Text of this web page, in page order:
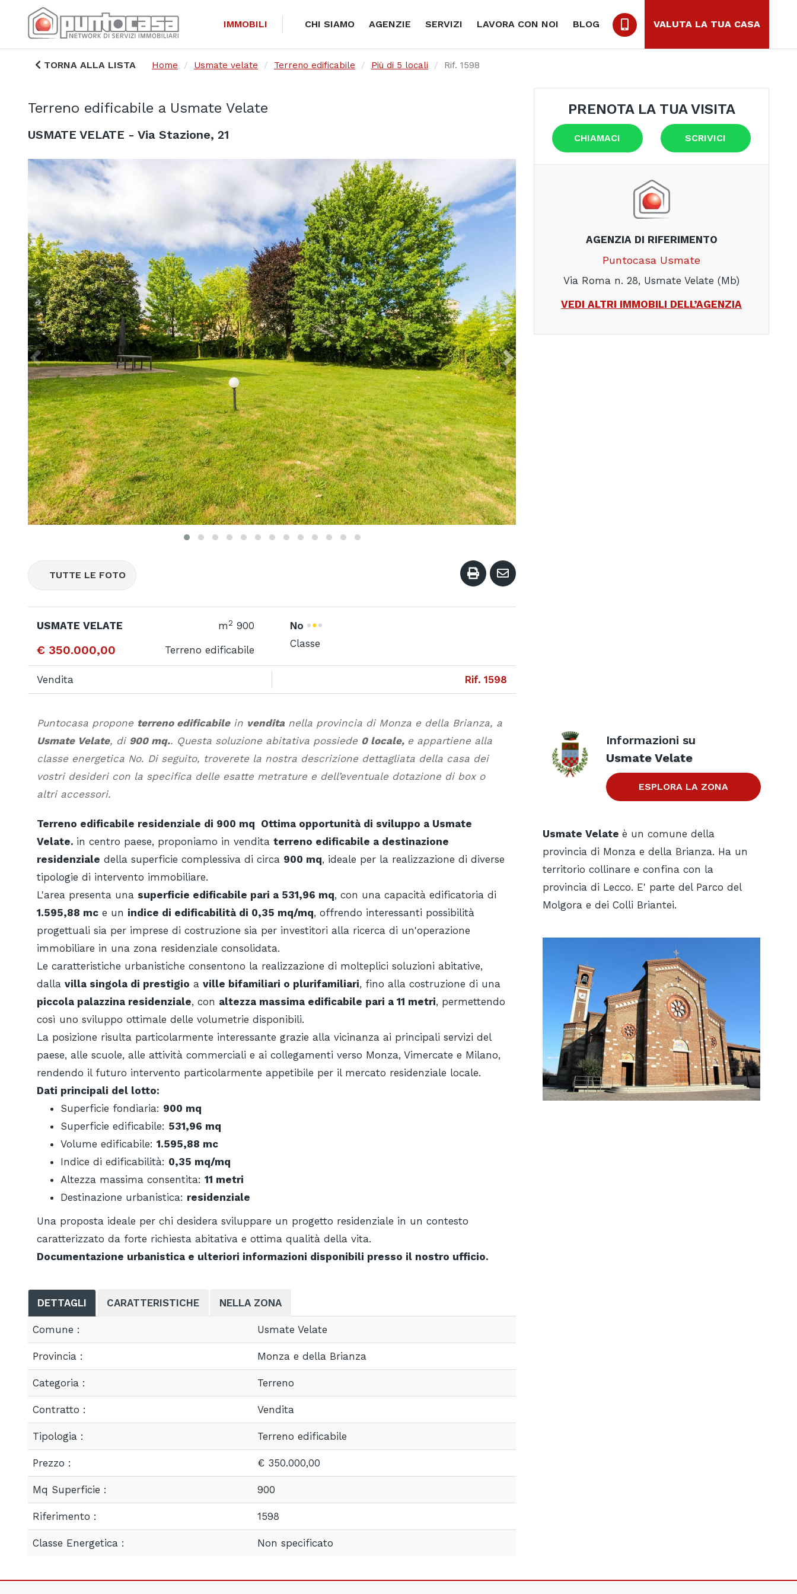
IMMOBILI CHI SIAMO AGENZIE SERVIZI LAVORA CON NOI BLOG VALUTA LA TUA CASA
TORNA ALLA LISTA Home Usmate velate Terreno edificabile Più di 5 locali Rif. 1598
Terreno edificabile a Usmate Velate
USMATE VELATE - Via Stazione, 21
TUTTE LE FOTO
USMATE VELATE m2 900
€ 350.000,00 Terreno edificabile
No
Classe
Vendita Rif. 1598
Puntocasa propone terreno edificabilein vendita nella provincia di Monza e della Brianza, a
Usmate Velate, di 900 mq.. Questa soluzione abitativa possiede 0 locale, e appartiene alla
classe energetica No. Di seguito, troverete la nostra descrizione dettagliata della casa dei
vostri desideri con la specifica delle esatte metrature e dell’eventuale dotazione di box o
altri accessori.
Terreno edificabile residenziale di 900 mq  Ottima opportunità di sviluppo a Usmate
Velate. in centro paese, proponiamo in vendita terreno edificabile a destinazione
residenziale della superficie complessiva di circa 900 mq, ideale per la realizzazione di diverse
tipologie di intervento immobiliare.
L'area presenta una superficie edificabile pari a 531,96 mq, con una capacità edificatoria di
1.595,88 mc e un indice di edificabilità di 0,35 mq/mq, offrendo interessanti possibilità
progettuali sia per imprese di costruzione sia per investitori alla ricerca di un'operazione
immobiliare in una zona residenziale consolidata.
Le caratteristiche urbanistiche consentono la realizzazione di molteplici soluzioni abitative,
dalla villa singola di prestigio a ville bifamiliari o plurifamiliari, fino alla costruzione di una
piccola palazzina residenziale, con altezza massima edificabile pari a 11 metri, permettendo
così uno sviluppo ottimale delle volumetrie disponibili.
La posizione risulta particolarmente interessante grazie alla vicinanza ai principali servizi del
paese, alle scuole, alle attività commerciali e ai collegamenti verso Monza, Vimercate e Milano,
rendendo il futuro intervento particolarmente appetibile per il mercato residenziale locale.
Dati principali del lotto:
Superficie fondiaria: 900 mq
Superficie edificabile: 531,96 mq
Volume edificabile: 1.595,88 mc
Indice di edificabilità: 0,35 mq/mq
Altezza massima consentita: 11 metri
Destinazione urbanistica: residenziale
Una proposta ideale per chi desidera sviluppare un progetto residenziale in un contesto
caratterizzato da forte richiesta abitativa e ottima qualità della vita.
Documentazione urbanistica e ulteriori informazioni disponibili presso il nostro ufficio.
DETTAGLI CARATTERISTICHE NELLA ZONA
Comune : Usmate Velate
Provincia : Monza e della Brianza
Categoria : Terreno
Contratto : Vendita
Tipologia : Terreno edificabile
Prezzo : € 350.000,00
Mq Superficie : 900
Riferimento : 1598
Classe Energetica : Non specificato
PRENOTA LA TUA VISITA
CHIAMACI SCRIVICI
AGENZIA DI RIFERIMENTO
Puntocasa Usmate
Via Roma n. 28, Usmate Velate (Mb)
VEDI ALTRI IMMOBILI DELL’AGENZIA
Informazioni su
Usmate Velate
ESPLORA LA ZONA
Usmate Velateè un comune della
provincia di Monza e della Brianza. Ha un
territorio collinare e confina con la
provincia di Lecco. E' parte del Parco del
Molgora e dei Colli Briantei.